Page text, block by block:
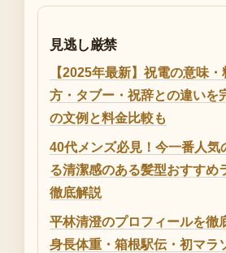
見逃し厳禁
【2025年最新】祝電の意味
方・タブー・祝辞との違いを
の文例と料金比較も
40代メンズ必見！今一番人気
る清潔感のある髪型おすすめ
徹底解説
平林清澄のプロフィールを徹
身長体重・箱根駅伝・初マラ